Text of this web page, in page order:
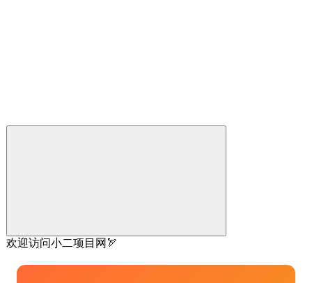
欢迎访问小二项目网🏹